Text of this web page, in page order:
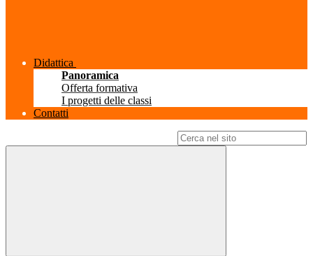
Didattica
Panoramica
Offerta formativa
I progetti delle classi
Contatti